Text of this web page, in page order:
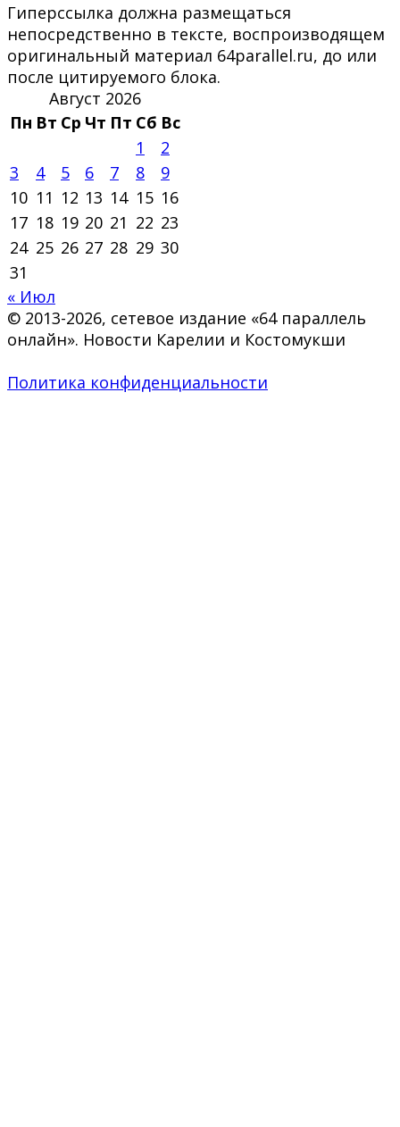
Гиперссылка должна размещаться
непосредственно в тексте, воспроизводящем
оригинальный материал 64parallel.ru, до или
после цитируемого блока.
Август 2026
Пн Вт Ср Чт Пт Сб Вс
1
2
3
4 5 6 7 8
9
10 11 12 13 14 15 16
17 18 19 20 21 22 23
24 25 26 27 28 29 30
31
« Июл
© 2013-2026, сетевое издание «64 параллель
онлайн». Новости Карелии и Костомукши
Политика конфиденциальности